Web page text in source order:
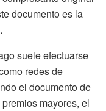
documento es la
suele efectuarse
redes de
el documento de
mayores, el